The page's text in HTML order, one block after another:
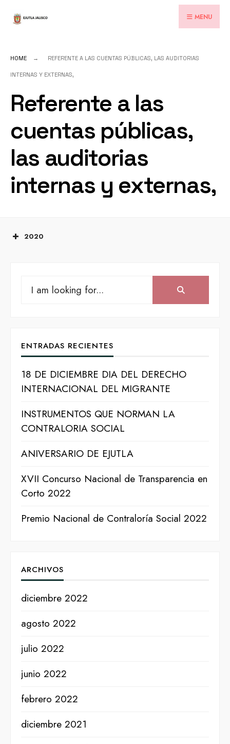
MENU
HOME REFERENTE A LAS CUENTAS PÚBLICAS, LAS AUDITORIAS
INTERNAS Y EXTERNAS,
Referente a las
cuentas públicas,
las auditorias
internas y externas,
2020
Noviembre
Search
ENTRADAS RECIENTES
18 DE DICIEMBRE DIA DEL DERECHO
INTERNACIONAL DEL MIGRANTE
INSTRUMENTOS QUE NORMAN LA
CONTRALORIA SOCIAL
ANIVERSARIO DE EJUTLA
XVII Concurso Nacional de Transparencia en
Corto 2022
Premio Nacional de Contraloría Social 2022
ARCHIVOS
diciembre 2022
agosto 2022
julio 2022
junio 2022
febrero 2022
diciembre 2021